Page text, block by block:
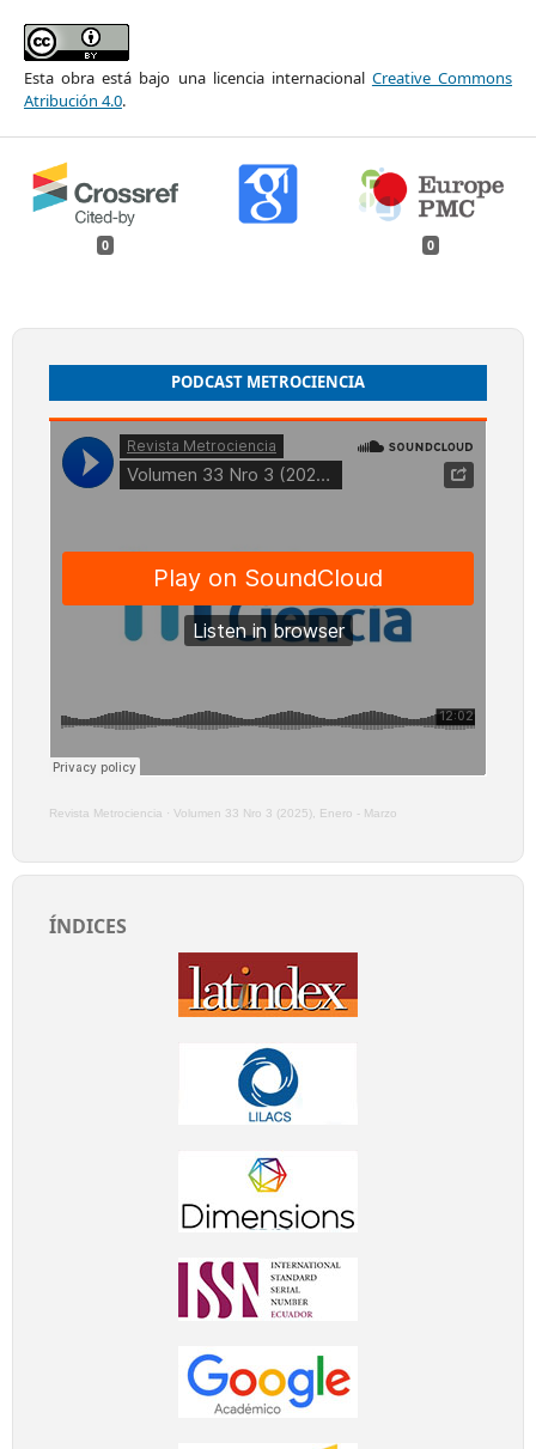
Esta obra está bajo una licencia internacional Creative Commons
Atribución 4.0.
0 0
PODCAST METROCIENCIA
Revista Metrociencia · Volumen 33 Nro 3 (2025), Enero - Marzo
ÍNDICES